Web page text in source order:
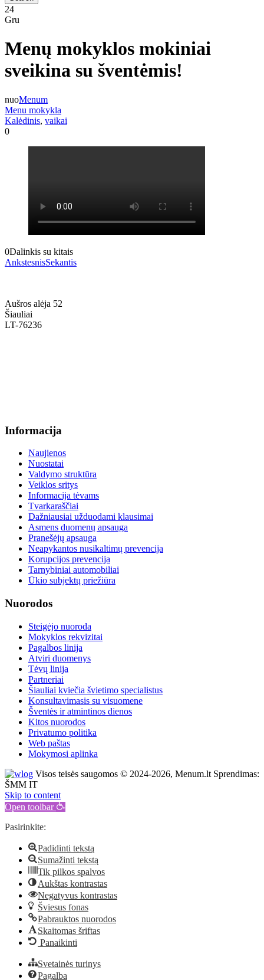
24
Gru
Menų mokyklos mokiniai
sveikina su šventėmis!
nuoMenum
Menu mokykla
Kalėdinis, vaikai
0
0Dalinkis su kitais
AnkstesnisSekantis
Aušros alėja 52
Šiauliai
LT-76236
Informacija
Naujienos
Nuostatai
Valdymo struktūra
Veiklos sritys
Informacija tėvams
Tvarkaraščiai
Dažniausiai užduodami klausimai
Asmens duomenų apsauga
Pranešėjų apsauga
Neapykantos nusikaltimų prevencija
Korupcijos prevencija
Tarnybiniai automobiliai
Ūkio subjektų priežiūra
Nuorodos
Steigėjo nuoroda
Mokyklos rekvizitai
Pagalbos linija
Atviri duomenys
Tėvų linija
Partneriai
Šiauliai kviečia švietimo specialistus
Konsultavimasis su visuomene
Šventės ir atmintinos dienos
Kitos nuorodos
Privatumo politika
Web paštas
Mokymosi aplinka
Visos teisės saugomos © 2024-2026, Menum.lt Sprendimas:
ŠMM IT
Skip to content
Open toolbar
Pasirinkite:
Padidinti tekstą
Sumažinti tekstą
Tik pilkos spalvos
Aukštas kontrastas
Negatyvus kontrastas
Šviesus fonas
Pabrauktos nuorodos
Skaitomas šriftas
Panaikinti
Svetainės turinys
Pagalba